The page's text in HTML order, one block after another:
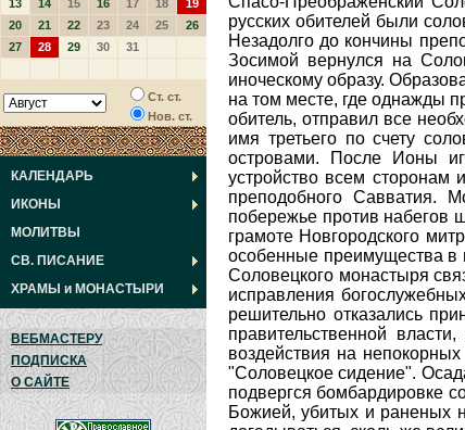
13
14 15 16 17 18
19
20
21 22 23 24 25
26
27
28 29 30 31
Ст. ст.
Нов. ст.
КАЛЕНДАРЬ
ИКОНЫ
МОЛИТВЫ
СВ. ПИСАНИЕ
ХРАМЫ и МОНАСТЫРИ
ВЕБМАСТЕРУ
ПОДПИСКА
О САЙТЕ